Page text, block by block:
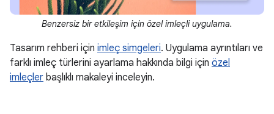
Benzersiz bir etkileşim için özel imleçli uygulama.
Tasarım rehberi için imleç simgeleri. Uygulama ayrıntıları ve
farklı imleç türlerini ayarlama hakkında bilgi için özel
imleçler başlıklı makaleyi inceleyin.